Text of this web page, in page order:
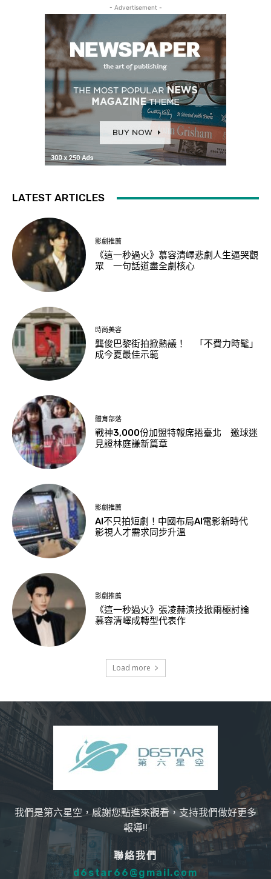
- Advertisement -
LATEST ARTICLES
影劇推薦
《這一秒過火》慕容清嶧悲劇人生逼哭觀
眾 一句話道盡全劇核心
時尚美容
龔俊巴黎街拍掀熱議！ 「不費力時髦」
成今夏最佳示範
體育部落
戰神3,000份加盟特報席捲臺北 邀球迷
見證林庭謙新篇章
影劇推薦
AI不只拍短劇！中國布局AI電影新時代
影視人才需求同步升溫
影劇推薦
《這一秒過火》張凌赫演技掀兩極討論
慕容清嶧成轉型代表作
Load more
我們是第六星空，感謝您點進來觀看，支持我們做好更多
報導!!
聯絡我們
d6star66@gmail.com